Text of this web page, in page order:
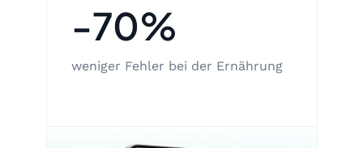
-70%
weniger Fehler bei der Ernährung